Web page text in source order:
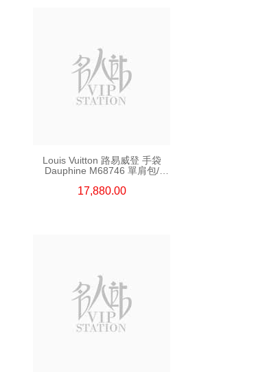
Louis Vuitton 路易威登 手袋
Dauphine M68746 單肩包/
17,880.00